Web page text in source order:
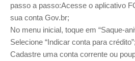
passo a passo:Acesse o aplicativo
sua conta Gov.br;
No menu inicial, toque em “Saque-
Selecione “Indicar conta para crédito”;
Cadastre uma conta corrente ou